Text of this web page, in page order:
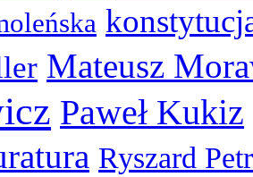
Mateusz
Paweł Kukiz
Ryszard